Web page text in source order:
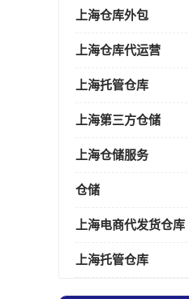
上海仓库外包
上海仓库代运营
上海托管仓库
上海第三方仓储
上海仓储服务
仓储
上海电商代发货仓库
上海托管仓库